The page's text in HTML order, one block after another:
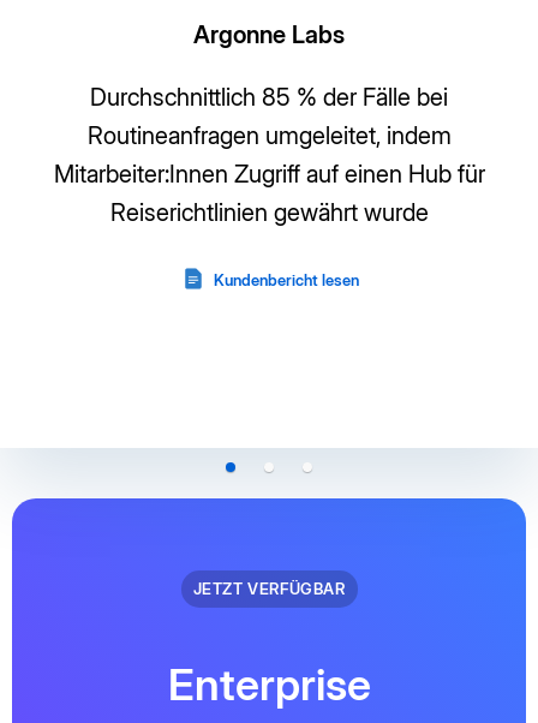
Reduzierung des Zeitaufwands für
Anbieterbewertungen durch KI-gestützte Suche
JETZT VERFÜGBAR
Enterprise